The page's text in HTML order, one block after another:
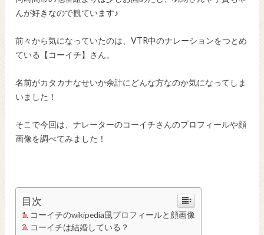
んが好きなので観ています♪
前々から気になっていたのは、VTR中のナレーションをつとめ
ている【コーイチ】さん。
名前がカタカナなせいか余計にどんな方なのか気になってしま
いました！
そこで今回は、ナレーターのコーイチさんのプロフィールや顔
画像を調べてみました！
目次
コーイチのwikipedia風プロフィールと顔画像
コーイチは結婚している？